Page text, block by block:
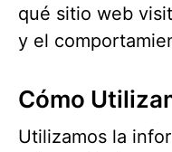
qué sitio web
y el
Cómo
Utilizamos la